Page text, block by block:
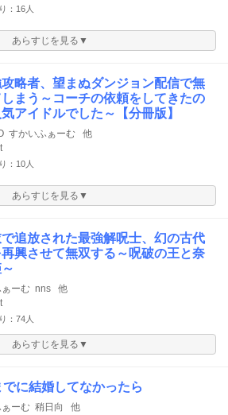
：16人
あらすじを見る▼
略者、望まぬダンジョン配信で無
まう～コーチの依頼をしてきたの
アイドルでした～【分冊版】
すかいふぁーむ 他
：10人
あらすじを見る▼
追放された最強解呪士、幻の古代
興させて無双する～呪破の王と奈
ーむ nns 他
：74人
あらすじを見る▼
に結婚してなかったら
ーむ 稍日向 他